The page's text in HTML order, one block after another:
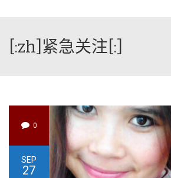
[:zh]紧急关注[:]
0
SEP
27